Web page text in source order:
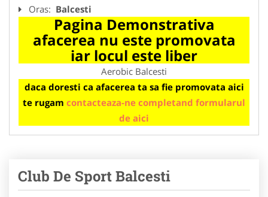
Oras: Balcesti
Pagina Demonstrativa
afacerea nu este promovata
iar locul este liber
Aerobic Balcesti
daca doresti ca afacerea ta sa fie promovata aici
te rugam contacteaza-ne completand formularul
de aici
Club De Sport Balcesti